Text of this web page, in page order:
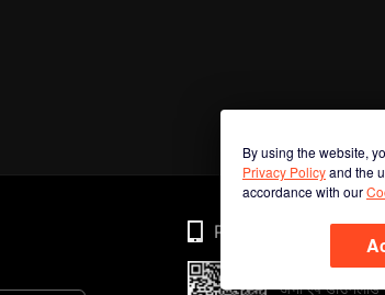
By using the website,
Privacy Policyand the
accordance with our
Phone
अभी ऐप